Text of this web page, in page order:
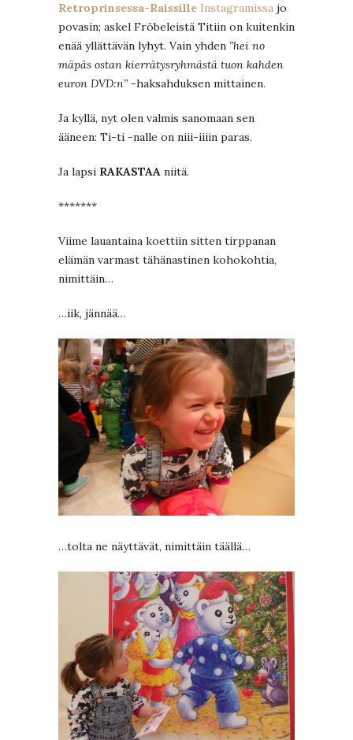
Retroprinsessa-Raissille Instagramissa jo
povasin; askel Fröbeleistä Titiin on kuitenkin
enää yllättävän lyhyt. Vain yhden ”hei no
mäpäs ostan kierrätysryhmästä tuon kahden
euron DVD:n” -haksahduksen mittainen.
Ja kyllä, nyt olen valmis sanomaan sen
ääneen: Ti-ti -nalle on niii-iiiin paras.
Ja lapsi RAKASTAA niitä.
*******
Viime lauantaina koettiin sitten tirppanan
elämän varmast tähänastinen kohokohtia,
nimittäin…
…iik, jännää…
…tolta ne näyttävät, nimittäin täällä…